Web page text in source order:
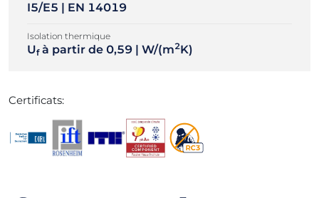
I5/E5 | EN 14019
Isolation thermique
Ufà partir de 0,59 | W/(m2K)
Certificats: